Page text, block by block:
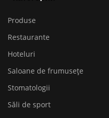
Produse
Restaurante
Hoteluri
Saloane de frumusețe
Stomatologii
Săli de sport